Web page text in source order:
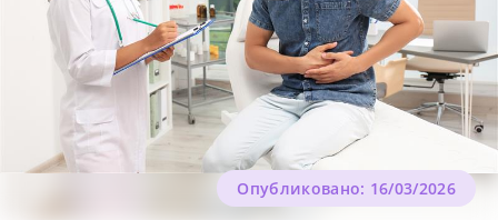
Опубликовано: 16/03/2026